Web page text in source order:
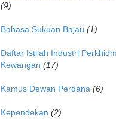
(9)
Bahasa Sukuan Bajau (1)
Daftar Istilah Industri
Kewangan (17)
Kamus Dewan Perdana (6)
Kependekan (2)